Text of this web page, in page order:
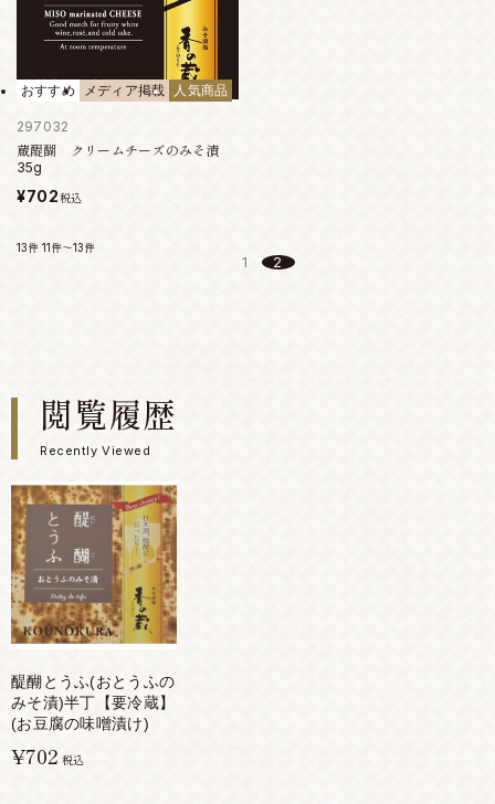
おすすめ メディア掲載 人気商品
297032
蔵醍醐 クリームチーズのみそ漬
35g
¥702税込
13件 11件～13件
1 2
閲覧履歴
Recently Viewed
醍醐とうふ(おとうふの
みそ漬)半丁【要冷蔵】
(お豆腐の味噌漬け)
¥702 税込